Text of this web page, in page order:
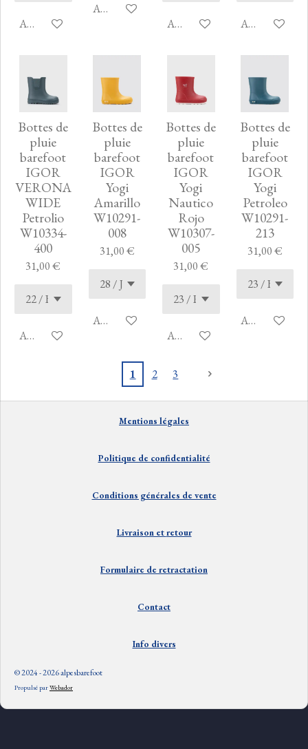
Ajouter au panier
Ajouter au panier
Ajouter au panierAjouter au
Bottes de
pluie
barefoot
IGOR
VERONA
WIDE
Petrolio
W10334-
400
31,00 €
Ajouter au panier
Bottes de
pluie
barefoot
IGOR
Yogi
Amarillo
W10291-
008
31,00 €
Ajouter au panier
Bottes de
pluie
barefoot
IGOR
Yogi
Nautico
Rojo
W10307-
005
31,00 €
Ajouter au panier
Bottes de
pluie
barefoot
IGOR
Yogi
Petroleo
W10291-
213
31,00 €
Ajouter au
1 2 3
Mentions légales
Politique de confidentialité
Conditions générales de vente
Livraison etretour
Formulaire de retractation
Contact
Info divers
© 2024 - 2026 alpesbarefoot
Propulsé parWebador